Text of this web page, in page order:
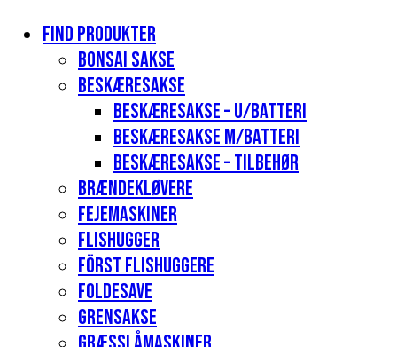
Find produkter
Bonsai sakse
Beskæresakse
Beskæresakse – u/batteri
Beskæresakse m/batteri
Beskæresakse – tilbehør
Brændekløvere
Fejemaskiner
Flishugger
Först flishuggere
Foldesave
Grensakse